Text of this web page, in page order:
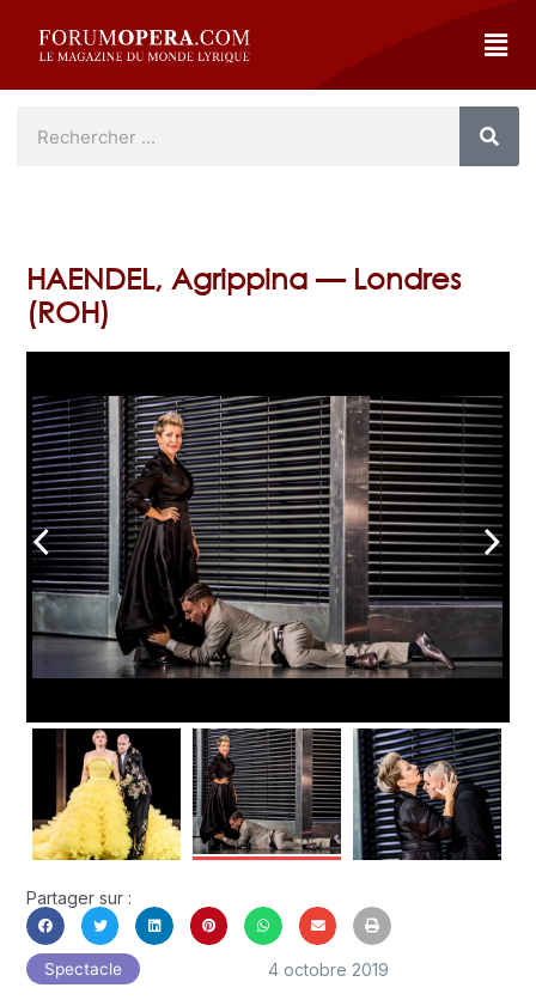
HAENDEL, Agrippina — Londres
(ROH)
arrow_back_ios arrow_forward_ios
Partager sur :
Spectacle 4 octobre 2019